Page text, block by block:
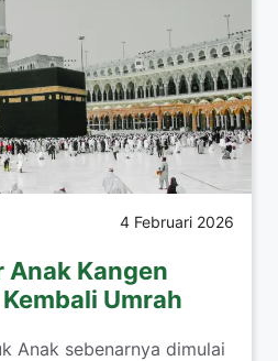
4 Februari 2026
Anak Kangen
Umrah
Anak sebenarnya dimulai